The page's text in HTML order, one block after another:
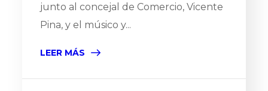
junto al concejal de Comercio, Vicente
Pina, y el músico y...
LEER MÁS